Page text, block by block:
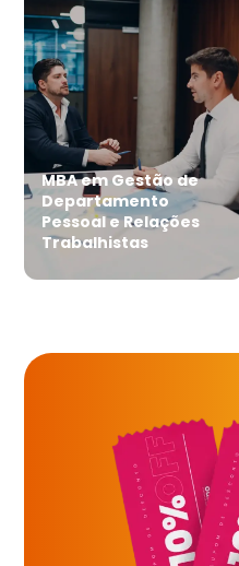
MBA em Gestão de
Departamento
Pessoal e Relações
Trabalhistas